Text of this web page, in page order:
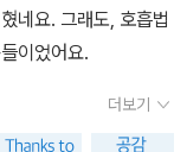
네요. 그래도, 호흡법
이었어요.
더보기